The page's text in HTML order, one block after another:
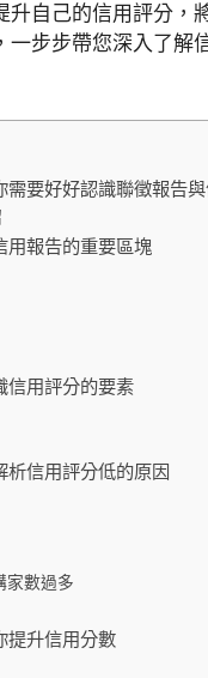
升自己的信用評分，
步步帶您深入了解
要好好認識聯徵報告與
用報告的重要區塊
信用評分的要素
析信用評分低的原因
家數過多
提升信用分數